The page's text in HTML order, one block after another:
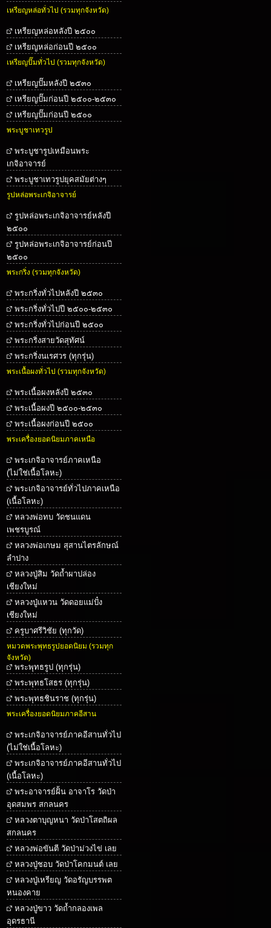
เหรียญหล่อทั่วไป (รวมทุกจังหวัด)
เหรียญหล่อหลังปี ๒๕๐๐
เหรียญหล่อก่อนปี ๒๕๐๐
เหรียญปั๊มทั่วไป (รวมทุกจังหวัด)
เหรียญปั๊มหลังปี ๒๕๓๐
เหรียญปั๊มก่อนปี ๒๕๐๐-๒๕๓๐
เหรียญปั๊มก่อนปี ๒๕๐๐
พระบูชาเทวรูป
พระบูชารูปเหมือนพระ
เกจิอาจารย์
พระบูชาเทวรูปยุคสมัยต่างๆ
รูปหล่อพระเกจิอาจารย์
รูปหล่อพระเกจิอาจารย์หลังปี
๒๕๐๐
รูปหล่อพระเกจิอาจารย์ก่อนปี
๒๕๐๐
พระกริ่ง (รวมทุกจังหวัด)
พระกริ่งทั่วไปหลังปี ๒๕๓๐
พระกริ่งทั่วไปปี ๒๕๐๐-๒๕๓๐
พระกริ่งทั่วไปก่อนปี ๒๕๐๐
พระกริ่งสายวัดสุทัศน์
พระกริ่งนเรศวร (ทุกรุ่น)
พระเนื้อผงทั่วไป (รวมทุกจังหวัด)
พระเนื้อผงหลังปี ๒๕๓๐
พระเนื้อผงปี ๒๕๐๐-๒๕๓๐
พระเนื้อผงก่อนปี ๒๕๐๐
พระเครื่องยอดนิยมภาคเหนือ
พระเกจิอาจารย์ภาคเหนือ
(ไม่ใช่เนื้อโลหะ)
พระเกจิอาจารย์ทั่วไปภาคเหนือ
(เนื้อโลหะ)
หลวงพ่อทบ วัดชนแดน
เพชรบูรณ์
หลวงพ่อเกษม สุสานไตรลักษณ์
ลำปาง
หลวงปู่สิม วัดถ้ำผาปล่อง
เชียงใหม่
หลวงปู่แหวน วัดดอยแม่ปั๋ง
เชียงใหม่
ครูบาศรีวิชัย (ทุกวัด)
หมวดพระพุทธรูปยอดนิยม (รวมทุก
จังหวัด)
พระพุทธรูป (ทุกรุ่น)
พระพุทธโสธร (ทุกรุ่น)
พระพุทธชินราช (ทุกรุ่น)
พระเครื่องยอดนิยมภาคอีสาน
พระเกจิอาจารย์ภาคอีสานทั่วไป
(ไม่ใช่เนื้อโลหะ)
พระเกจิอาจารย์ภาคอีสานทั่วไป
(เนื้อโลหะ)
พระอาจารย์ฝั้น อาจาโร วัดป่า
อุดสมพร สกลนคร
หลวงตาบุญหนา วัดป่าโสตถิผล
สกลนคร
หลวงพ่อขันตี วัดป่าม่วงไข่ เลย
หลวงปู่ชอบ วัดป่าโคกมนต์ เลย
หลวงปู่เหรียญ วัดอรัญบรรพต
หนองคาย
หลวงปู่ขาว วัดถ้ำกลองเพล
อุดรธานี